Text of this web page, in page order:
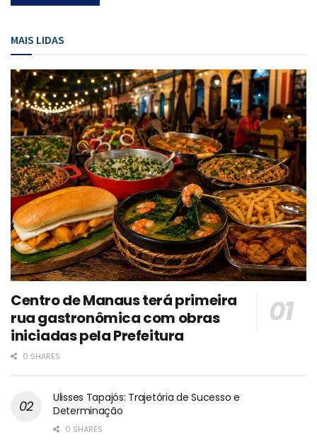
MAIS LIDAS
Centro de Manaus terá primeira
rua gastronômica com obras
iniciadas pela Prefeitura
0 SHARES
Ulisses Tapajós: Trajetória de Sucesso e
Determinação
0 SHARES